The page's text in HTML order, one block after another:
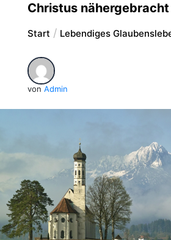
Christus nähergebracht
Start Lebendiges
von Admin